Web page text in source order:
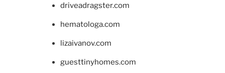
driveadragster.com
hematologa.com
lizaivanov.com
guesttinyhomes.com